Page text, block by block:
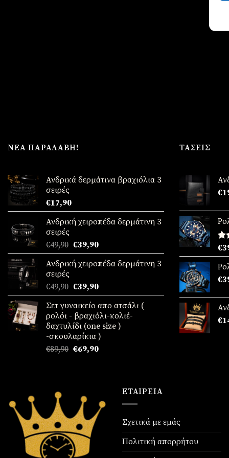
ΝΈΑ ΠΑΡΑΛΑΒΉ!
Ανδρικά δερμάτινα βραχιόλια 3
σειρές
€17,90
Ανδρική χειροπέδα δερμάτινη 3
σειρές
€49,90 Original
price
was:
€39,90Η
τρέχουσα
τιμή
€39,90.
Ανδρική χειροπέδα δερμάτινη 3
σειρές
€49,90 Original
price
was:
€49,90.
€39,90Η
τρέχουσα
τιμή
είναι:
€39,90.
Σετ γυναικείο απο ατσάλι (
ρολόι - βραχιόλι-κολιέ-
δαχτυλίδι (one size )
-σκουλαρίκια )
€89,90 Original
€69,90Η
€69,90.
ΤΆΣΕΙΣ
€
€
€
€
ΕΤΑΙΡΕΊΑ
Σχετικά με εμάς
Πολιτική απορρήτου